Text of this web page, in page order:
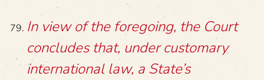
In view of the foregoing, the Court
concludes that, under customary
international law, a State’s